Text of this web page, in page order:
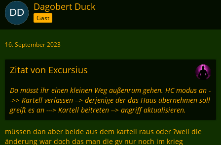
Dagobert Duck
Gast
16. September 2023
Zitat von Excursius
Da müsst ihr einen kleinen Weg außenrum gehen. HC modus an -
->> Kartell verlassen --> derjenige der das Haus übernehmen soll
greift es an ---> Kartell beitreten --> angriff aktualisieren.
müssen dan aber beide aus dem kartell raus oder ?weil die
änderung war doch das man die gv nur noch im krieg